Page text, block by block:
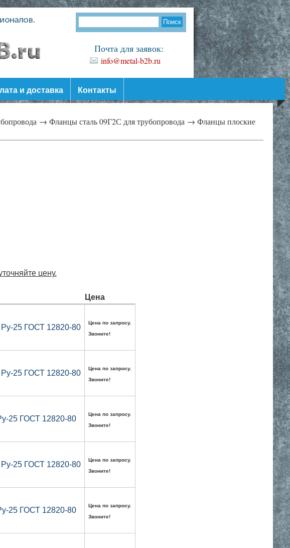
Почта для заявок:
info@metal-b2b.ru
и доставка Контакты
→ Фланцы сталь 09Г2С для трубопровода → Фланцы плоские
цену.
Цена
25 ГОСТ 12820-80
Цена по запросу.
Звоните!
25 ГОСТ 12820-80
Цена по запросу.
Звоните!
25 ГОСТ 12820-80
Цена по запросу.
Звоните!
25 ГОСТ 12820-80
Цена по запросу.
Звоните!
25 ГОСТ 12820-80
Цена по запросу.
Звоните!